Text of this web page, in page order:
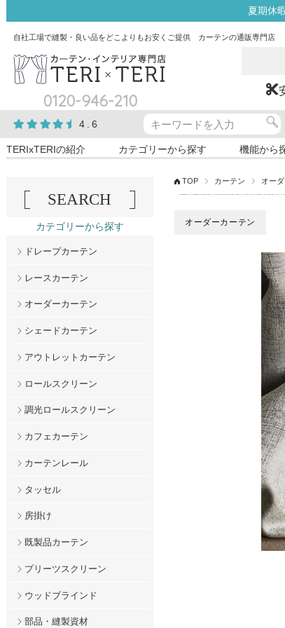
夏期休
自社工場で縫製・良い品をどこよりもお安くご提供 カーテンの通販専門店
0120-946-210
4.6
TERIxTERIの紹介 カテゴリーから探す 機能から
TOP カーテン オー
オーダーカーテン
SEARCH
カテゴリーから探す
ドレープカーテン
レースカーテン
オーダーカーテン
シェードカーテン
アウトレットカーテン
ロールスクリーン
調光ロールスクリーン
カフェカーテン
カーテンレール
タッセル
房掛け
既製品カーテン
プリーツスクリーン
ウッドブラインド
部品・縫製資材